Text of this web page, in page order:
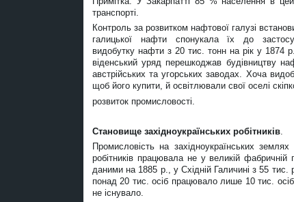
транспорті.
Контроль за розвитком нафтової галузі
галицької нафти спонукала їх до
видобутку нафти з 20 тис. тонн на рік у 1874
віденський уряд перешкоджав будівництву
австрійських та угорських заводах. Хоча
щоб його купити, й освітлювали свої оселі
розвиток промисловості.
Становище західноукраїнських робітників
Промисловість на західноукраїнських
робітників працювала не у великій
даними на 1885 р., у Східній Галичині з 55 тис.
понад 20 тис. осіб працювало лише 10 тис.
не існувало.